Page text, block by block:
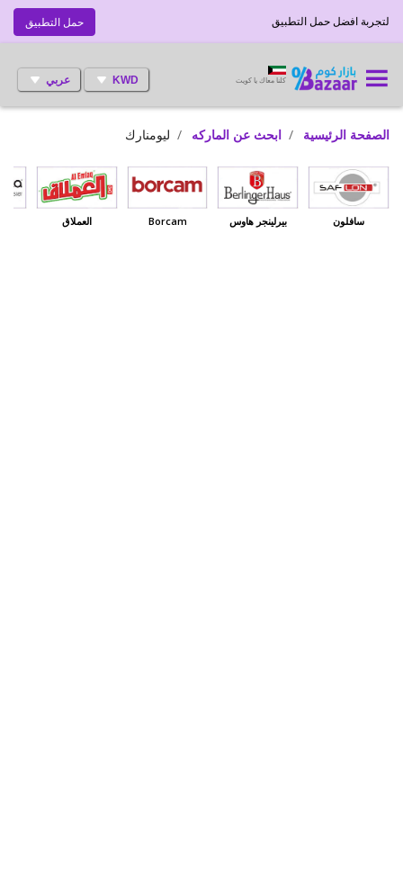
حمل التطبيق لتجربة افضل حمل التطبيق
KWD عربي كلنا معاك يا كويت
الصفحة الرئيسية ابحث عن الماركه ليومنارك
سافلون بيرلينجر هاوس Borcam العملاق